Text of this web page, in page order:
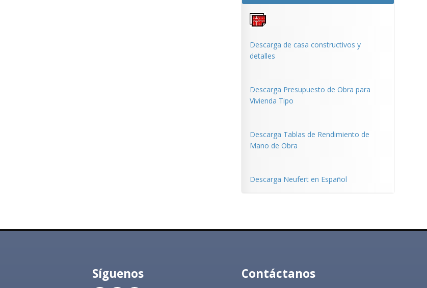
Descarga de casa constructivos y
detalles
Descarga Presupuesto de Obra para
Vivienda Tipo
Descarga Tablas de Rendimiento de
Mano de Obra
Descarga Neufert en Español
Síguenos Contáctanos